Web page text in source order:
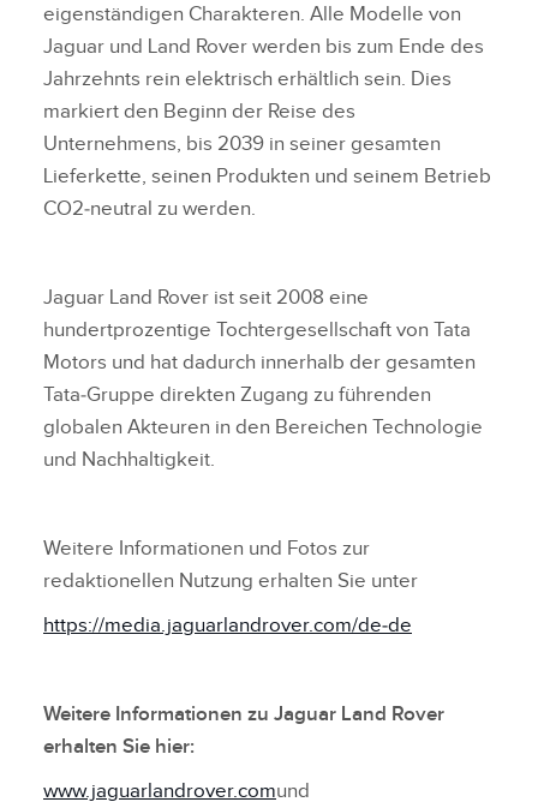
eigenständigen Charakteren. Alle Modelle von
Jaguar und Land Rover werden bis zum Ende des
Jahrzehnts rein elektrisch erhältlich sein. Dies
markiert den Beginn der Reise des
Unternehmens, bis 2039 in seiner gesamten
Lieferkette, seinen Produkten und seinem Betrieb
CO2‑neutral zu werden.
Jaguar Land Rover ist seit 2008 eine
hundertprozentige Tochtergesellschaft von Tata
Motors und hat dadurch innerhalb der gesamten
Tata‑Gruppe direkten Zugang zu führenden
globalen Akteuren in den Bereichen Technologie
und Nachhaltigkeit.
Weitere Informationen und Fotos zur
redaktionellen Nutzung erhalten Sie unter
https://media.jaguarlandrover.com/de‑de
Weitere Informationen zu Jaguar Land Rover
erhalten Sie hier:
www.jaguarlandrover.comund